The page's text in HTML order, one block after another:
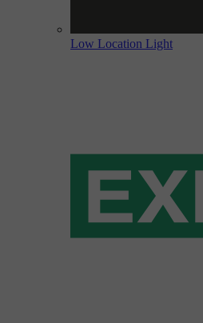
Low Location Light